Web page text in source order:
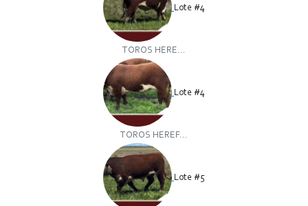
Lote #4
TOROS HERE...
Lote #4
TOROS HEREF...
Lote #5